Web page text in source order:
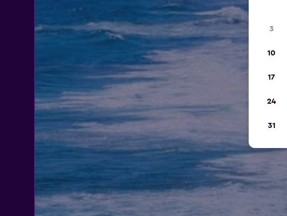
3
10
17
24
31